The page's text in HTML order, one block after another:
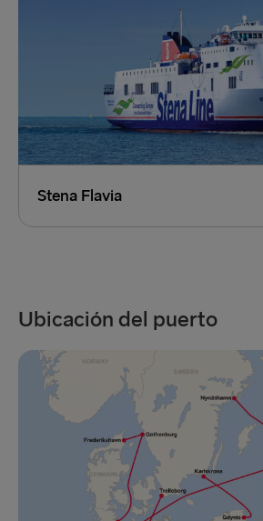
Stena Flavia
Ubicación del puerto